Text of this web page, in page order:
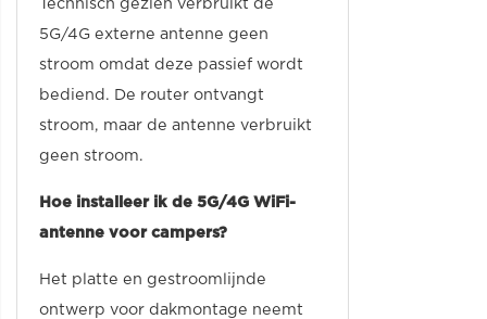
Technisch gezien verbruikt de
5G/4G externe antenne geen
stroom omdat deze passief wordt
bediend. De router ontvangt
stroom, maar de antenne verbruikt
geen stroom.
Hoe installeer ik de 5G/4G WiFi-
antenne voor campers?
Het platte en gestroomlijnde
ontwerp voor dakmontage neemt